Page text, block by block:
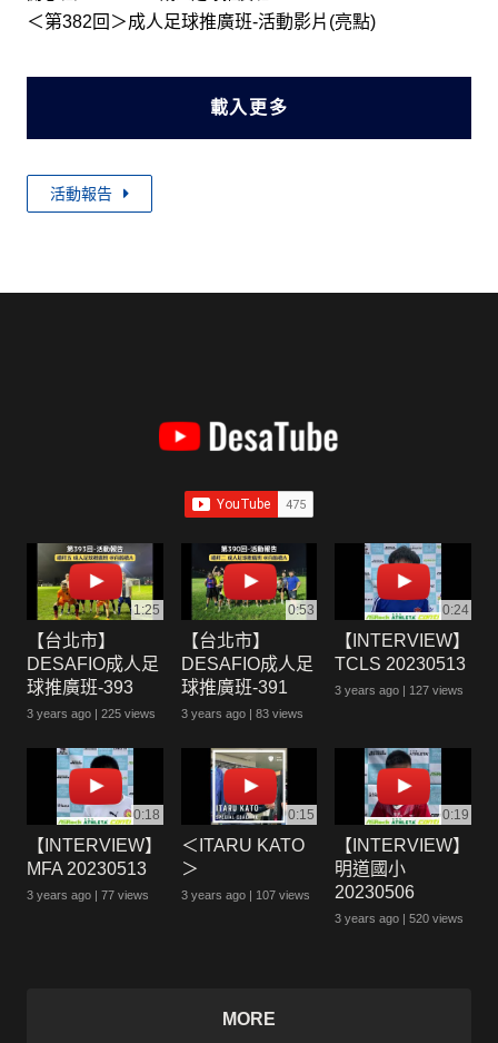
＜第382回＞成人足球推廣班-活動影片(亮點)
載入更多
活動報告
1:25
【台北市】
DESAFIO成人足
球推廣班-393
3 years ago 225 views
0:53
【台北市】
DESAFIO成人足
球推廣班-391
3 years ago 83 views
0:24
【INTERVIEW】
TCLS 20230513
3 years ago 127 views
0:18
【INTERVIEW】
MFA 20230513
3 years ago 77 views
0:15
＜ITARU KATO
＞
3 years ago 107 views
0:19
【INTERVIEW】
明道國小
20230506
3 years ago 520 views